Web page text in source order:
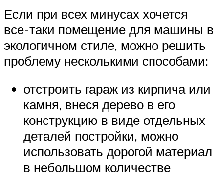
Если при всех минусах хочется
все-таки помещение для машины в
экологичном стиле, можно решить
проблему несколькими способами:
отстроить гараж из кирпича или
камня, внеся дерево в его
конструкцию в виде отдельных
деталей постройки, можно
использовать дорогой материал
в небольшом количестве